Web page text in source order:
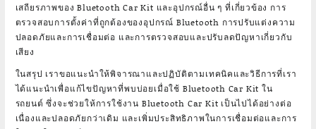
เสถียรภาพของ Bluetooth Car Kit และอุปกรณ์อื่น ๆ ที่เกี่ยวข้อง การ
ตรวจสอบการตั้งค่าที่ถูกต้องของอุปกรณ์ Bluetooth การปรับแต่งความ
ปลอดภัยและการเชื่อมต่อ และการตรวจสอบและปรับลดปัญหาเกี่ยวกับ
เสียง
ในสรุป เราขอแนะนำให้พิจารณาและปฏิบัติตามเทคนิคและวิธีการที่เรา
ได้แนะนำเพื่อแก้ไขปัญหาที่พบบ่อยเมื่อใช้ Bluetooth Car Kit ใน
รถยนต์ ซึ่งจะช่วยให้การใช้งาน Bluetooth Car Kit เป็นไปได้อย่างต่อ
เนื่องและปลอดภัยกว่าเดิม และเพิ่มประสิทธิภาพในการเชื่อมต่อและการ